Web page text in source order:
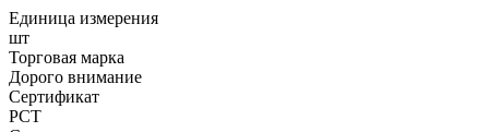
миска
360
мл,
кружка
200
мл9
Единица измерения
шт
Торговая марка
Дорого внимание
Сертификат
РСТ